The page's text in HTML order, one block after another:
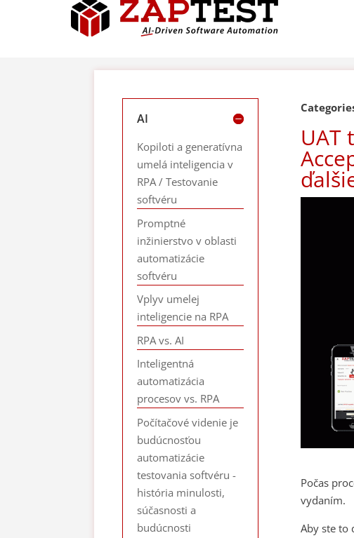
UAT
Počas
vydaním.
Aby ste to
AI
Kopiloti a generatívna
umelá inteligencia v
RPA / Testovanie
softvéru
Promptné
inžinierstvo v oblasti
automatizácie
softvéru
Vplyv umelej
inteligencie na RPA
RPA vs. AI
Inteligentná
automatizácia
procesov vs. RPA
Počítačové videnie je
budúcnosťou
automatizácie
testovania softvéru -
história minulosti,
súčasnosti a
budúcnosti